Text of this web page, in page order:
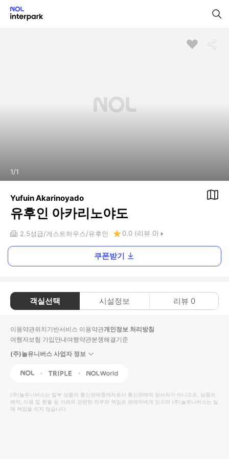
1/1
Yufuin Akarinoyado
유후인 아카리노야도
2.5성급 게스트하우스 유후인 0.0 (리뷰 0)
쿠폰받기
객실선택 시설정보 리뷰 0
이용약관위치기반서비스 이용약관개인정보 처리방침
여행자보험 가입안내여행약관분쟁해결기준
(주)놀유니버스 사업자 정보
NOL Triple Interpark Global
(주)놀유니버스는 일부 상품의 통신판매중개자로서 통신판매의 당사자가 아니므로, 상품의
예약, 이용 및 환불 등 거래와 관련된 의무와 책임은 판매자에게 있으며 (주)놀유니버스는 일
체 책임을 지지 않습니다.